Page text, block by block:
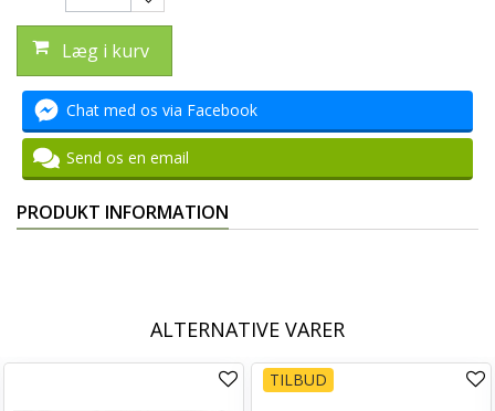
Læg i kurv
Chat med os via Facebook
Send os en email
PRODUKT INFORMATION
ALTERNATIVE VARER
TILBUD